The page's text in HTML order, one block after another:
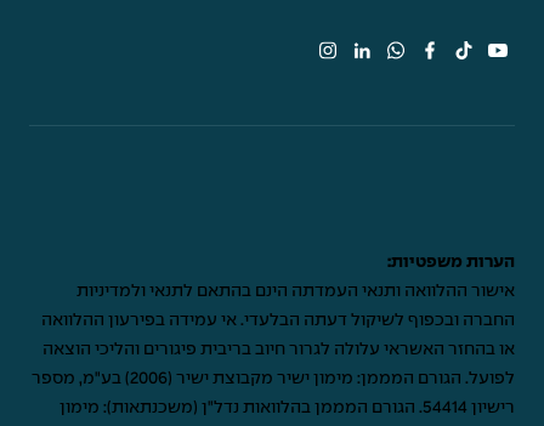
הערות משפטיות:
אישור ההלוואה ותנאי העמדתה הינם בהתאם לתנאי ולמדיניות
החברה ובכפוף לשיקול דעתה הבלעדי. אי עמידה בפירעון ההלוואה
או בהחזר האשראי עלולה לגרור חיוב בריבית פיגורים והליכי הוצאה
לפועל. הגורם המממן: מימון ישיר מקבוצת ישיר (2006) בע"מ, מספר
רישיון 54414. הגורם המממן בהלוואות נדל"ן (משכנתאות): מימון